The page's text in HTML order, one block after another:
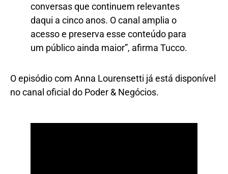
conversas que continuem relevantes
daqui a cinco anos. O canal amplia o
acesso e preserva esse conteúdo para
um público ainda maior”, afirma Tucco.
O episódio com Anna Lourensetti já está disponível
no canal oficial do Poder & Negócios.